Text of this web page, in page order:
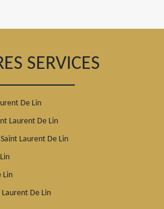
SERVICES
De Lin
Laurent De Lin
Laurent De Lin
Lin
De Lin